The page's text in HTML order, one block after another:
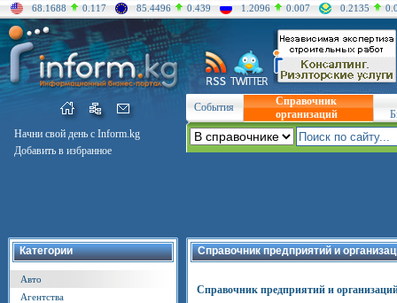
68.1688 0.117 85.4496 0.439 1.2096 0.007 0.2135
Начни свой день с Inform.kg
Добавить в избранное
События
Справочник
организаций
Категории
Авто
Агентства
Справочник предприятий и
Справочник предприятий и